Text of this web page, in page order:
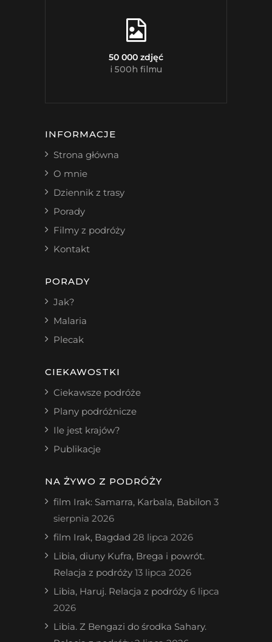
50 000 zdjęć
i 500h filmu
INFORMACJE
Strona główna
O mnie
Dziennik z trasy
Porady
Filmy z podróży
Kontakt
PORADY
Jak?
Malaria
Plecak
CIEKAWOSTKI
Ciekawsze podróże
Plany podróżnicze
Ile jest krajów?
Publikacje
NA ŻYWO Z PODRÓŻY
film Irak: Samarra, Karbala, Babilon 3
sierpnia 2026
film Irak, Bagdad 28 lipca 2026
Libia, diuny Kufra, Brega i powrót.
Relacja z podróży 13 lipca 2026
Libia, Haruj. Relacja z podróży 6 lipca
2026
Libia. Z Bengazi do środka Sahary.